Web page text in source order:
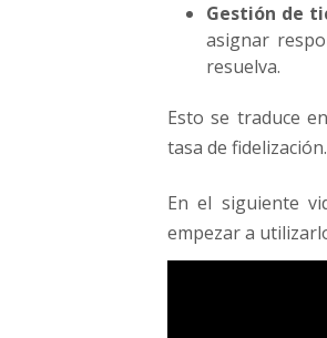
Gestión de
asignar
resuelva.
Esto se traduce
tasa de fidelización.
En el siguiente
empezar a